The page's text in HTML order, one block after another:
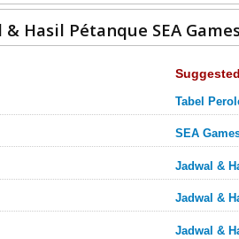
& Hasil Pétanque SEA
Tabel
SEA
Jadwal &
Jadwal &
Jadwal &